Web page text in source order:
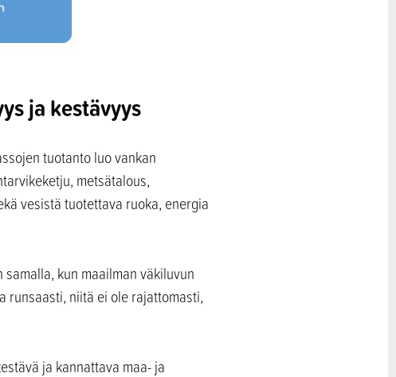
ja kestävyys
tuotanto luo vankan
metsätalous,
vesistä tuotettava ruoka, energia
kun maailman väkiluvun
runsaasti, niitä ei ole rajattomasti,
ja kannattava maa- ja